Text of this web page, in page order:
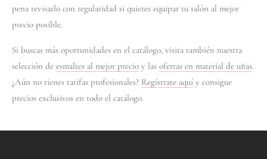
pena revisarlo con regularidad si quieres equipar tu salón al mejor
precio posible.
Si buscas más oportunidades en el catálogo, visita también nuestra
selección de esmaltes al mejor precio y las ofertas en material de uñas.
¿Aún no tienes tarifas profesionales? Regístrate aquí y consigue
precios exclusivos en todo el catálogo.